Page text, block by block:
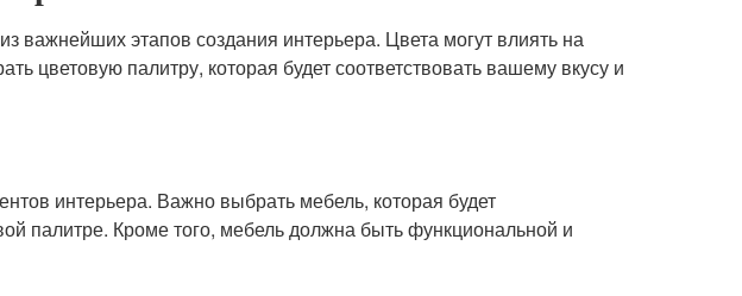
важнейших этапов создания интерьера. Цвета могут влиять на
цветовую палитру, которая будет соответствовать вашему вкусу и
интерьера. Важно выбрать мебель, которая будет
палитре. Кроме того, мебель должна быть функциональной и